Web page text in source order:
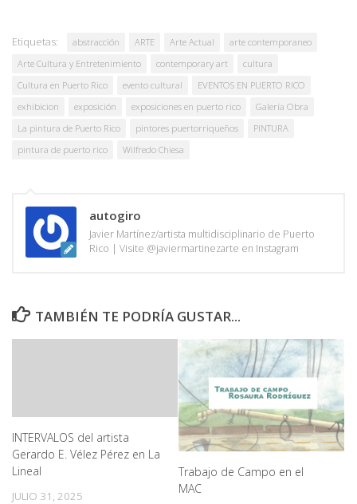
Etiquetas: abstracción ARTE Arte Actual
arte contemporaneo
Arte Cultura y Entretenimiento
contemporary art
cultura
Cultura en Puerto Rico
evento cultural
EVENTOS EN PUERTO RICO
exhibicion
exposición exposiciones en puerto rico
Galería Obra
La pintura de Puerto Rico
pintores puertorriqueños
PINTURA
pintura de puerto rico
Wilfredo Chiesa
autogiro
Javier Martínez/artista multidisciplinario de Puerto
Rico | Visite @javiermartinezarte en Instagram
TAMBIÉN TE PODRÍA GUSTAR...
INTERVALOS del artista
Gerardo E. Vélez Pérez en La
Lineal
JULIO 31, 2025
Trabajo de Campo en el
MAC